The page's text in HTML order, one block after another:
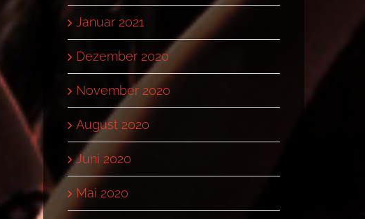
Januar 2021
Dezember 2020
November 2020
August 2020
Juni 2020
Mai 2020